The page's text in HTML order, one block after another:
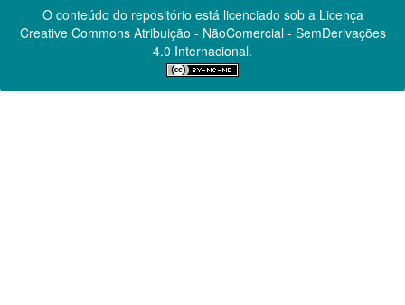
O conteúdo do repositório está licenciado sob a Licença
Creative CommonsAtribuição - NãoComercial - SemDerivações
4.0 Internacional.